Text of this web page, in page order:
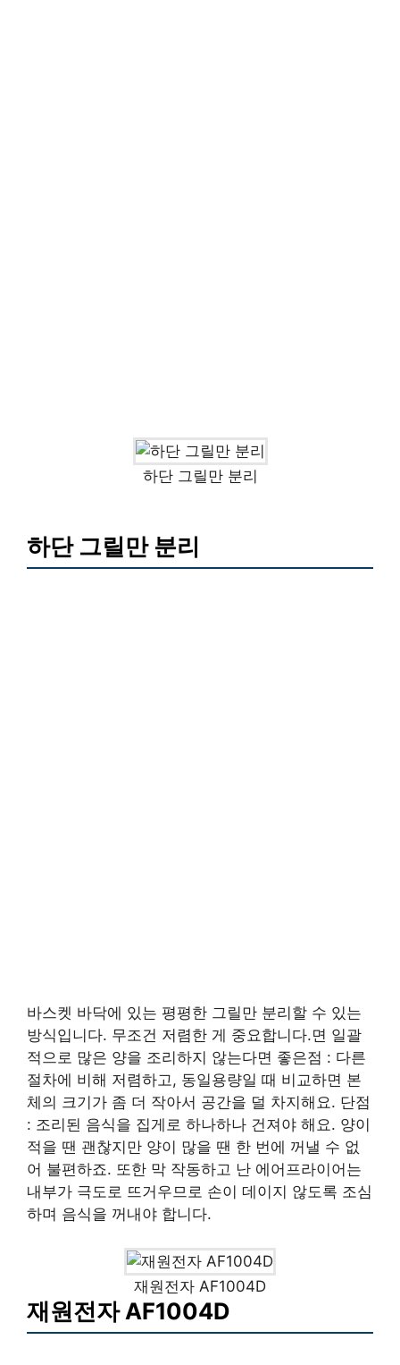
하단 그릴만 분리
하단 그릴만 분리
바스켓 바닥에 있는 평평한 그릴만 분리할 수 있는
방식입니다. 무조건 저렴한 게 중요합니다.면 일괄
적으로 많은 양을 조리하지 않는다면 좋은점 : 다른
절차에 비해 저렴하고, 동일용량일 때 비교하면 본
체의 크기가 좀 더 작아서 공간을 덜 차지해요. 단점
: 조리된 음식을 집게로 하나하나 건져야 해요. 양이
적을 땐 괜찮지만 양이 많을 땐 한 번에 꺼낼 수 없
어 불편하죠. 또한 막 작동하고 난 에어프라이어는
내부가 극도로 뜨거우므로 손이 데이지 않도록 조심
하며 음식을 꺼내야 합니다.
재원전자 AF1004D
재원전자 AF1004D